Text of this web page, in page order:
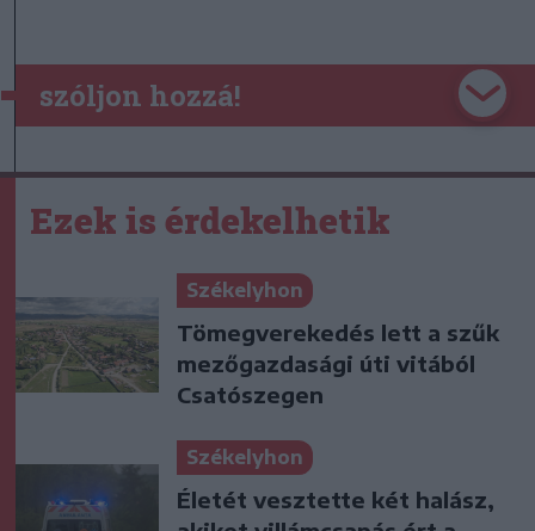
szóljon hozzá!
Ezek is érdekelhetik
Székelyhon
Tömegverekedés lett a szűk
mezőgazdasági úti vitából
Csatószegen
Székelyhon
Életét vesztette két halász,